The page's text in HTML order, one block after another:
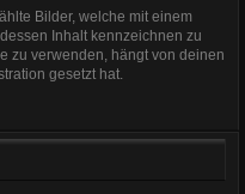
Bilder, welche mit einem
Inhalt kennzeichnen zu
zu verwenden, hängt von deinen
gesetzt hat.